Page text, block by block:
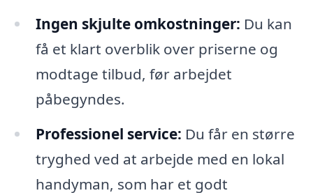
Ingen skjulte omkostninger: Du kan
få et klart overblik over priserne og
modtage tilbud, før arbejdet
påbegyndes.
Professionel service: Du får en større
tryghed ved at arbejde med en lokal
handyman, som har et godt